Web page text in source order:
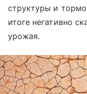
структуры и
итоге негативно
урожая.